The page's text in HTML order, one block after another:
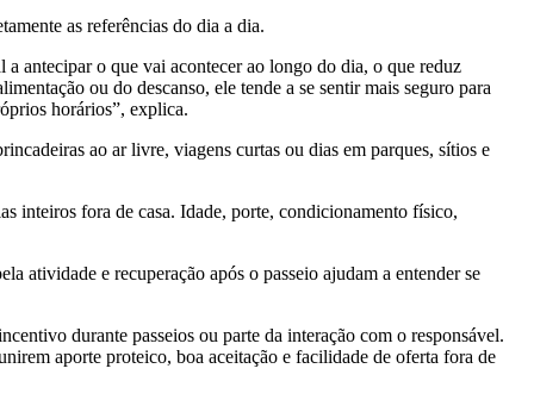
as referências do dia a dia.
antecipar o que vai acontecer ao longo do dia, o que reduz
ou do descanso, ele tende a se sentir mais seguro para
horários”, explica.
ao ar livre, viagens curtas ou dias em parques, sítios e
inteiros fora de casa. Idade, porte, condicionamento físico,
atividade e recuperação após o passeio ajudam a entender se
durante passeios ou parte da interação com o responsável.
aporte proteico, boa aceitação e facilidade de oferta fora de